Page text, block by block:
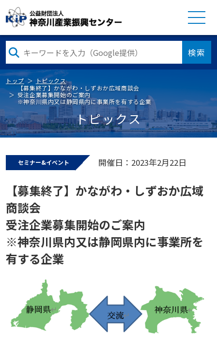
検索
トップ
トピックス
【募集終了】かながわ・しずおか広域商談会
受注企業募集開始のご案内
※神奈川県内又は静岡県内に事業所を有する企業
トピックス
セミナー&イベント 開催日：2023年2月22日
【募集終了】かながわ・しずおか広域
商談会
受注企業募集開始のご案内
※神奈川県内又は静岡県内に事業所を
有する企業